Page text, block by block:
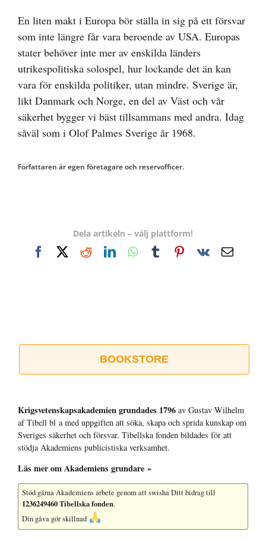
En liten makt i Europa bör ställa in sig på ett försvar
som inte längre får vara beroende av USA. Europas
stater behöver inte mer av enskilda länders
utrikespolitiska solospel, hur lockande det än kan
vara för enskilda politiker, utan mindre. Sverige är,
likt Danmark och Norge, en del av Väst och vår
säkerhet bygger vi bäst tillsammans med andra. Idag
såväl som i Olof Palmes Sverige år 1968.
Författaren är egen företagare och reservofficer.
Dela artikeln – välj plattform!
FacebookRedditLinkedInWhatsApp
TumblrPinterest
Vk
E-
BOOKSTORE
Krigsvetenskap­sakademien grundades 1796 av Gustav Wilhelm
af Tibell bl a med uppgiften att söka, skapa och sprida kunskap om
Sveriges säkerhet och försvar. Tibellska fonden bildades för att
stödja Akademiens publicistiska verksamhet.
Läs mer om Akademiens grundare »
Stöd gärna Akademiens arbete genom att swisha Ditt bidrag till
1236249460 Tibellska fonden.
Din gåva gör skillnad